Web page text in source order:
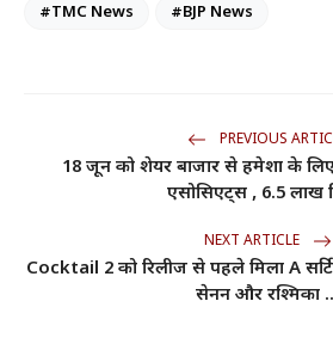
#TMC News
#BJP News
PREVIOUS
18 जून को शेयर बाजार से हमेशा के लिए
एसोसिएट्स , 6.5 लाख
NEXT ARTICLE
Cocktail 2 को रिलीज से पहले मिला A
सेनन और रश्मिका